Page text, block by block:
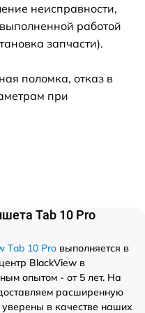
неисправности,
работой
запчасти).
поломка, отказ в
при
Tab 10 Pro
Tab 10 Pro выполняется в
BlackView в
опытом - от 5 лет. На
расширенную
в качестве наших